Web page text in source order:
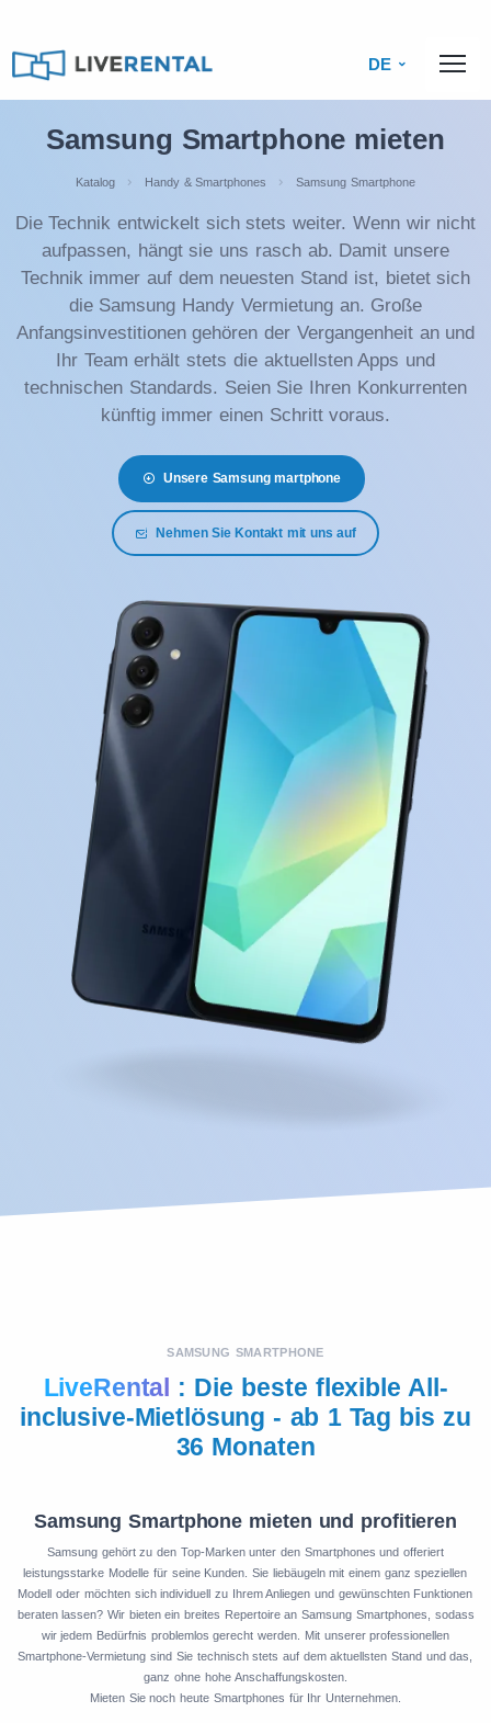
DE
Samsung Smartphone mieten
Katalog Handy & Smartphones Samsung Smartphone
Die Technik entwickelt sich stets weiter. Wenn wir nicht
aufpassen, hängt sie uns rasch ab. Damit unsere
Technik immer auf dem neuesten Stand ist, bietet sich
die Samsung Handy Vermietung an. Große
Anfangsinvestitionen gehören der Vergangenheit an und
Ihr Team erhält stets die aktuellsten Apps und
technischen Standards. Seien Sie Ihren Konkurrenten
künftig immer einen Schritt voraus.
Unsere Samsung martphone
Nehmen Sie Kontakt mit uns auf
SAMSUNG SMARTPHONE
LiveRental : Die beste flexible All-
inclusive-Mietlösung - ab 1 Tag bis zu
36 Monaten
Samsung Smartphone mieten und profitieren
Samsung gehört zu den Top-Marken unter den Smartphones und offeriert
leistungsstarke Modelle für seine Kunden. Sie liebäugeln mit einem ganz speziellen
Modell oder möchten sich individuell zu Ihrem Anliegen und gewünschten Funktionen
beraten lassen? Wir bieten ein breites Repertoire an Samsung Smartphones, sodass
wir jedem Bedürfnis problemlos gerecht werden. Mit unserer professionellen
Smartphone-Vermietung sind Sie technisch stets auf dem aktuellsten Stand und das,
ganz ohne hohe Anschaffungskosten.
Mieten Sie noch heute Smartphones für Ihr Unternehmen.